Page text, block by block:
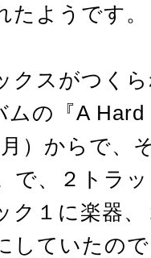
たようです。
クスがつく
の『A Hard
）からで、
で、２トラ
ク１に楽器
していたの